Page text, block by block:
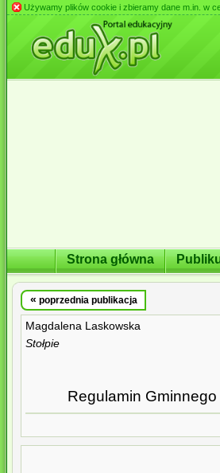
Używamy plików cookie i zbieramy dane m.in. w
Strona główna
« poprzednia publikacja
Magdalena Laskowska
Stołpie
Regulamin